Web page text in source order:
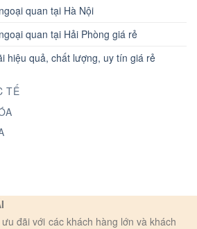
quan tại Hà Nội
quan tại Hải Phòng giá rẻ
hiệu quả, chất lượng, uy tín giá rẻ
TẾ
đãi với các khách hàng lớn và khách